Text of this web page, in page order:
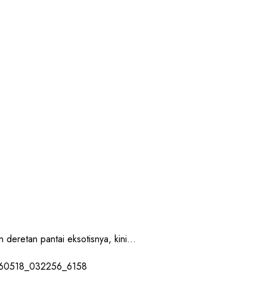
deretan pantai eksotisnya, kini...